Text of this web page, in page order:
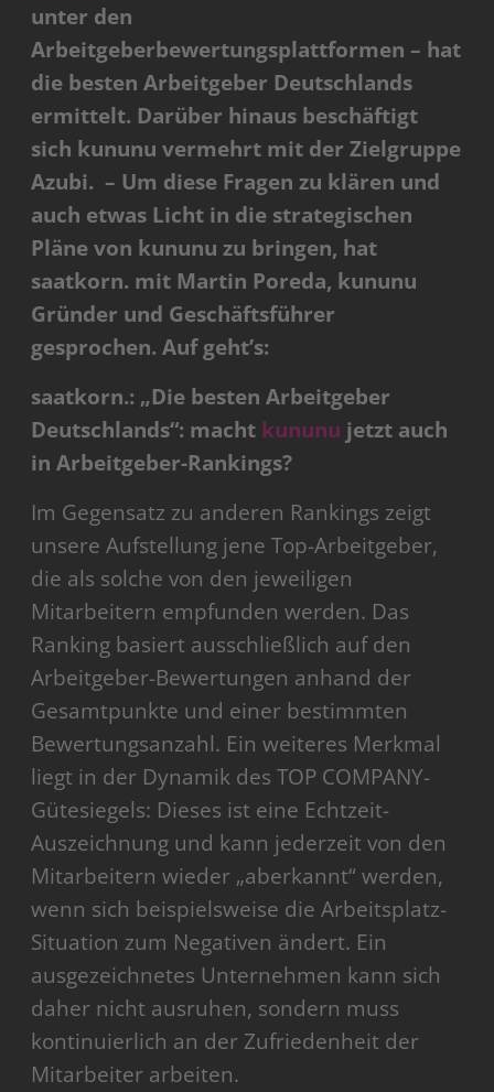
unter den
Arbeitgeberbewertungsplattformen – hat
die besten Arbeitgeber Deutschlands
ermittelt. Darüber hinaus beschäftigt
sich kununu vermehrt mit der Zielgruppe
Azubi. – Um diese Fragen zu klären und
auch etwas Licht in die strategischen
Pläne von kununu zu bringen, hat
saatkorn. mit Martin Poreda, kununu
Gründer und Geschäftsführer
gesprochen. Auf geht’s:
saatkorn.: „Die besten Arbeitgeber
Deutschlands“: macht kununu jetzt auch
in Arbeitgeber-Rankings?
Im Gegensatz zu anderen Rankings zeigt
unsere Aufstellung jene Top-Arbeitgeber,
die als solche von den jeweiligen
Mitarbeitern empfunden werden. Das
Ranking basiert ausschließlich auf den
Arbeitgeber-Bewertungen anhand der
Gesamtpunkte und einer bestimmten
Bewertungsanzahl. Ein weiteres Merkmal
liegt in der Dynamik des TOP COMPANY-
Gütesiegels: Dieses ist eine Echtzeit-
Auszeichnung und kann jederzeit von den
Mitarbeitern wieder „aberkannt“ werden,
wenn sich beispielsweise die Arbeitsplatz-
Situation zum Negativen ändert. Ein
ausgezeichnetes Unternehmen kann sich
daher nicht ausruhen, sondern muss
kontinuierlich an der Zufriedenheit der
Mitarbeiter arbeiten.